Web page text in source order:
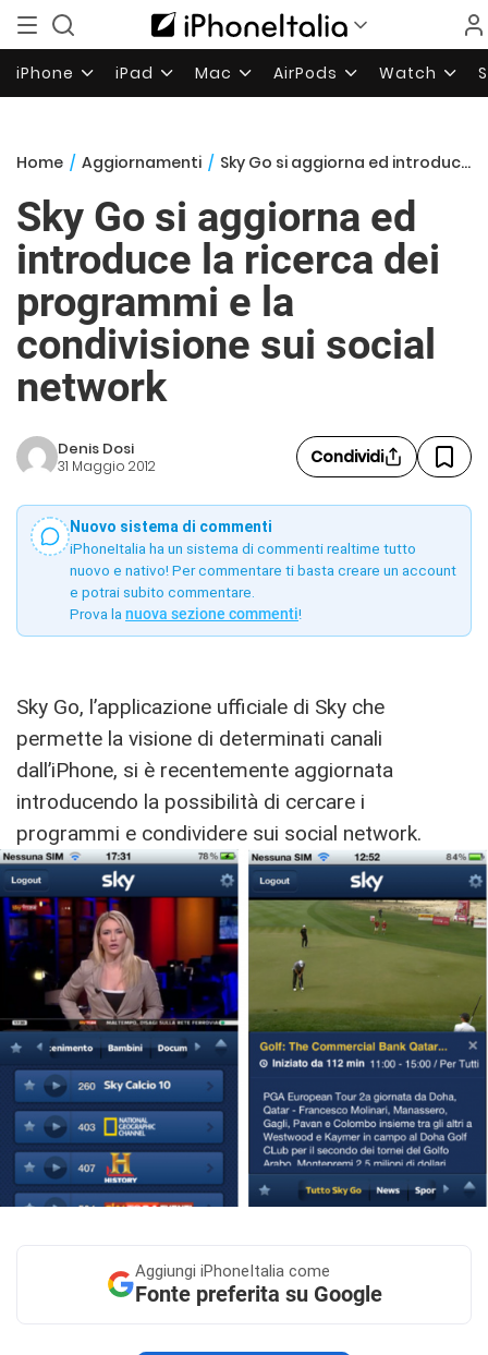
iPhone iPad Mac AirPods Watch
Home / Aggiornamenti / Sky Go si aggiorna ed introduce la ricerca dei programmi e la condivisione sui social network
Sky Go si aggiorna ed
introduce la ricerca dei
programmi e la
condivisione sui social
network
Denis Dosi
31 Maggio 2012 Condividi
Nuovo sistema di commenti
iPhoneItalia ha un sistema di commenti realtime tutto
nuovo e nativo! Per commentare ti basta creare un account
e potrai subito commentare.
Prova la nuova sezione commenti!
Sky Go, l’applicazione ufficiale di Sky che
permette la visione di determinati canali
dall’iPhone, si è recentemente aggiornata
introducendo la possibilità di cercare i
programmi e condividere sui social network.
Aggiungi iPhoneItalia come
Fonte preferita su Google